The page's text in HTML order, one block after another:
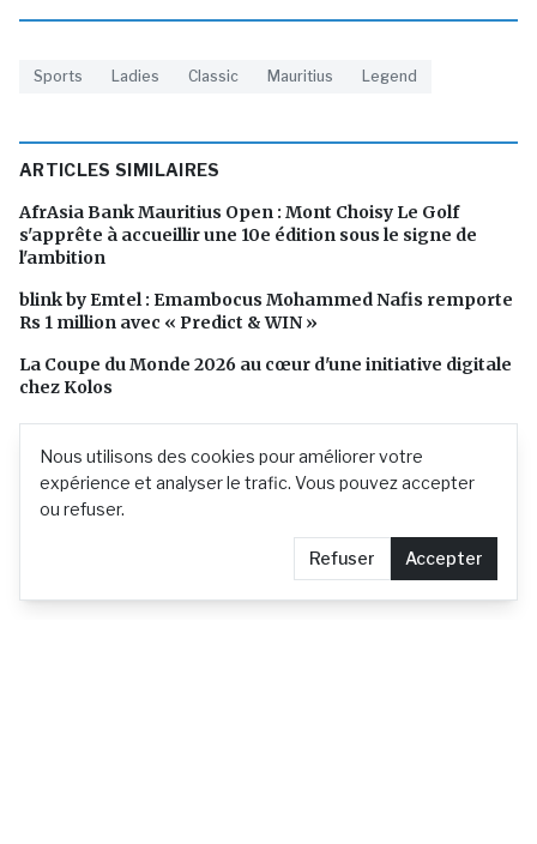
Nous utilisons des cookies pour améliorer votre
expérience et analyser le trafic. Vous pouvez accepter
ou refuser.
Refuser Accepter
Sports Ladies Classic Mauritius Legend
ARTICLES SIMILAIRES
AfrAsia Bank Mauritius Open : Mont Choisy Le Golf
s'apprête à accueillir une 10e édition sous le signe de
l'ambition
blink by Emtel : Emambocus Mohammed Nafis remporte
Rs 1 million avec « Predict & WIN »
La Coupe du Monde 2026 au cœur d'une initiative digitale
chez Kolos